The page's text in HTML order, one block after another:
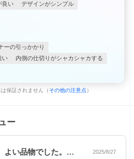
良い
デザインがシンプル
ーの引っかかり
い
内側の仕切りがシャカシャカする
保証されません（ その他の注意点 ）
ー
お値段の割リには、よい品物でした。また… 2025/8/27